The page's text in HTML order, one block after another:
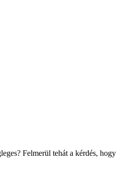
Felmerül tehát a kérdés, hogy